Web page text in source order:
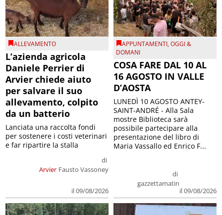
ALLEVAMENTO
L’azienda agricola
Daniele Perrier di
Arvier chiede aiuto
per salvare il suo
allevamento, colpito
da un batterio
Arvier
di
Fausto Vassoney
il 09/08/2026
Lanciata una raccolta fondi
per sostenere i costi veterinari
e far ripartire la stalla
APPUNTAMENTI,OGGI &
DOMANI
COSA FARE DAL 10 AL
16 AGOSTO IN VALLE
D’AOSTA
di
gazzettamatin
il 09/08/2026
LUNEDÌ 10 AGOSTO ANTEY-
SAINT-ANDRÉ - Alla Sala
mostre Biblioteca sarà
possibile partecipare alla
presentazione del libro di
Maria Vassallo ed Enrico F...